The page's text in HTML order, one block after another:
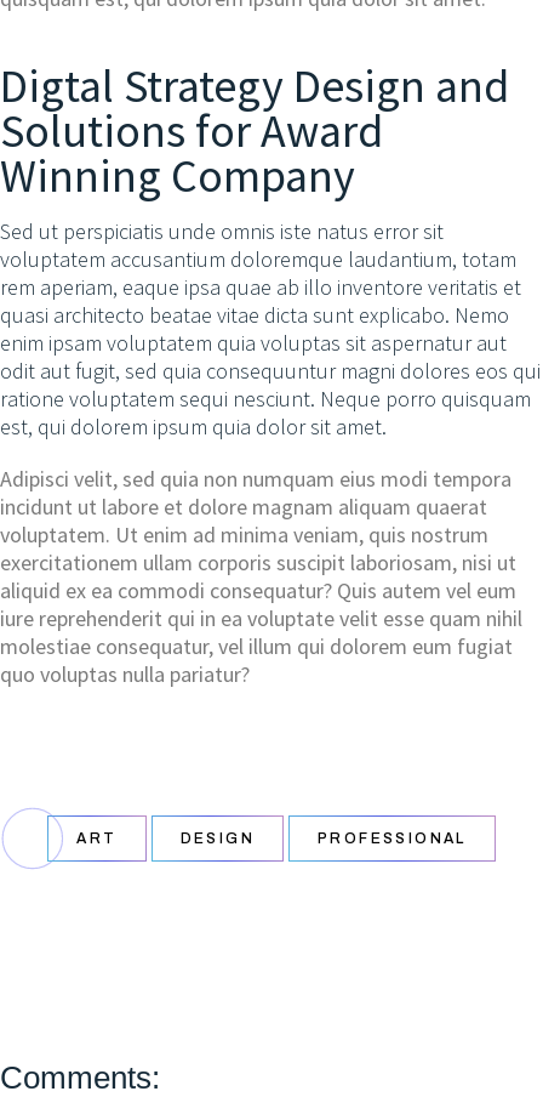
Digtal Strategy Design and
Solutions for Award
Winning Company
Sed ut perspiciatis unde omnis iste natus error sit
voluptatem accusantium doloremque laudantium, totam
rem aperiam, eaque ipsa quae ab illo inventore veritatis et
quasi architecto beatae vitae dicta sunt explicabo. Nemo
enim ipsam voluptatem quia voluptas sit aspernatur aut
odit aut fugit, sed quia consequuntur magni dolores eos qui
ratione voluptatem sequi nesciunt. Neque porro quisquam
est, qui dolorem ipsum quia dolor sit amet.
Adipisci velit, sed quia non numquam eius modi tempora
incidunt ut labore et dolore magnam aliquam quaerat
voluptatem. Ut enim ad minima veniam, quis nostrum
exercitationem ullam corporis suscipit laboriosam, nisi ut
aliquid ex ea commodi consequatur? Quis autem vel eum
iure reprehenderit qui in ea voluptate velit esse quam nihil
molestiae consequatur, vel illum qui dolorem eum fugiat
quo voluptas nulla pariatur?
ART DESIGN PROFESSIONAL
Comments: